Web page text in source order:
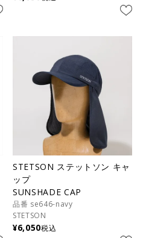
STETSON ステットソン キャ
ップ
SUNSHADE CAP
品番 se646-navy
STETSON
¥6,050税込